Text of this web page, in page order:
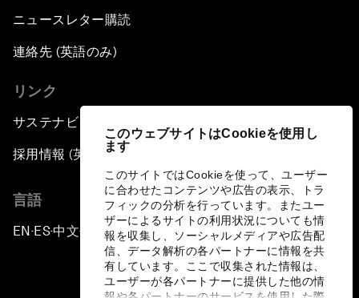
このウェブサイトはCookieを使用し
ます
このサイトではCookieを使って、ユーザー
に合わせたコンテンツや広告の表示、トラ
フィックの分析を行っています。またユー
ザーによるサイトの利用状況についても情
報を収集し、ソーシャルメディアや広告配
信、データ解析の各パートナーに情報を共
有しています。ここで収集された情報は、
ユーザーが各パートナーに提供した他の情
ニュースレター購読
連絡先 (英語のみ)
リンク
サステナビリティへの取り組み
採用情報 (英語のみ)
言語
EN ▪ ES▪中文▪ 日本語